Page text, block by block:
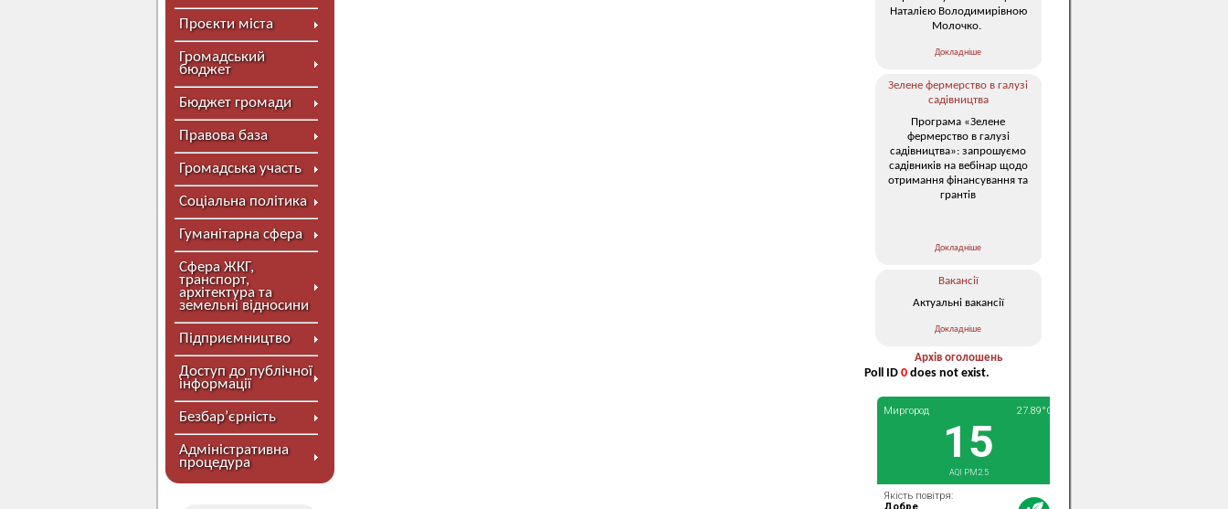
Проєкти міста
Громадський
бюджет
Бюджет громади
Правова база
Громадська участь
Соціальна політика
Гуманітарна сфера
Сфера ЖКГ,
транспорт,
архітектура та
земельні відносини
Підприємництво
Доступ до публічної
інформації
Безбар’єрність
Адміністративна
процедура
Наталією Володимирівною
Молочко.
Докладніше
Зелене фермерство в галузі
садівництва
Програма «Зелене
фермерство в галузі
садівництва»: запрошуємо
садівників на вебінар щодо
отримання фінансування та
грантів
Докладніше
Вакансії
Актуальні вакансії
Докладніше
Архів оголошень
Poll ID 0 does not exist.